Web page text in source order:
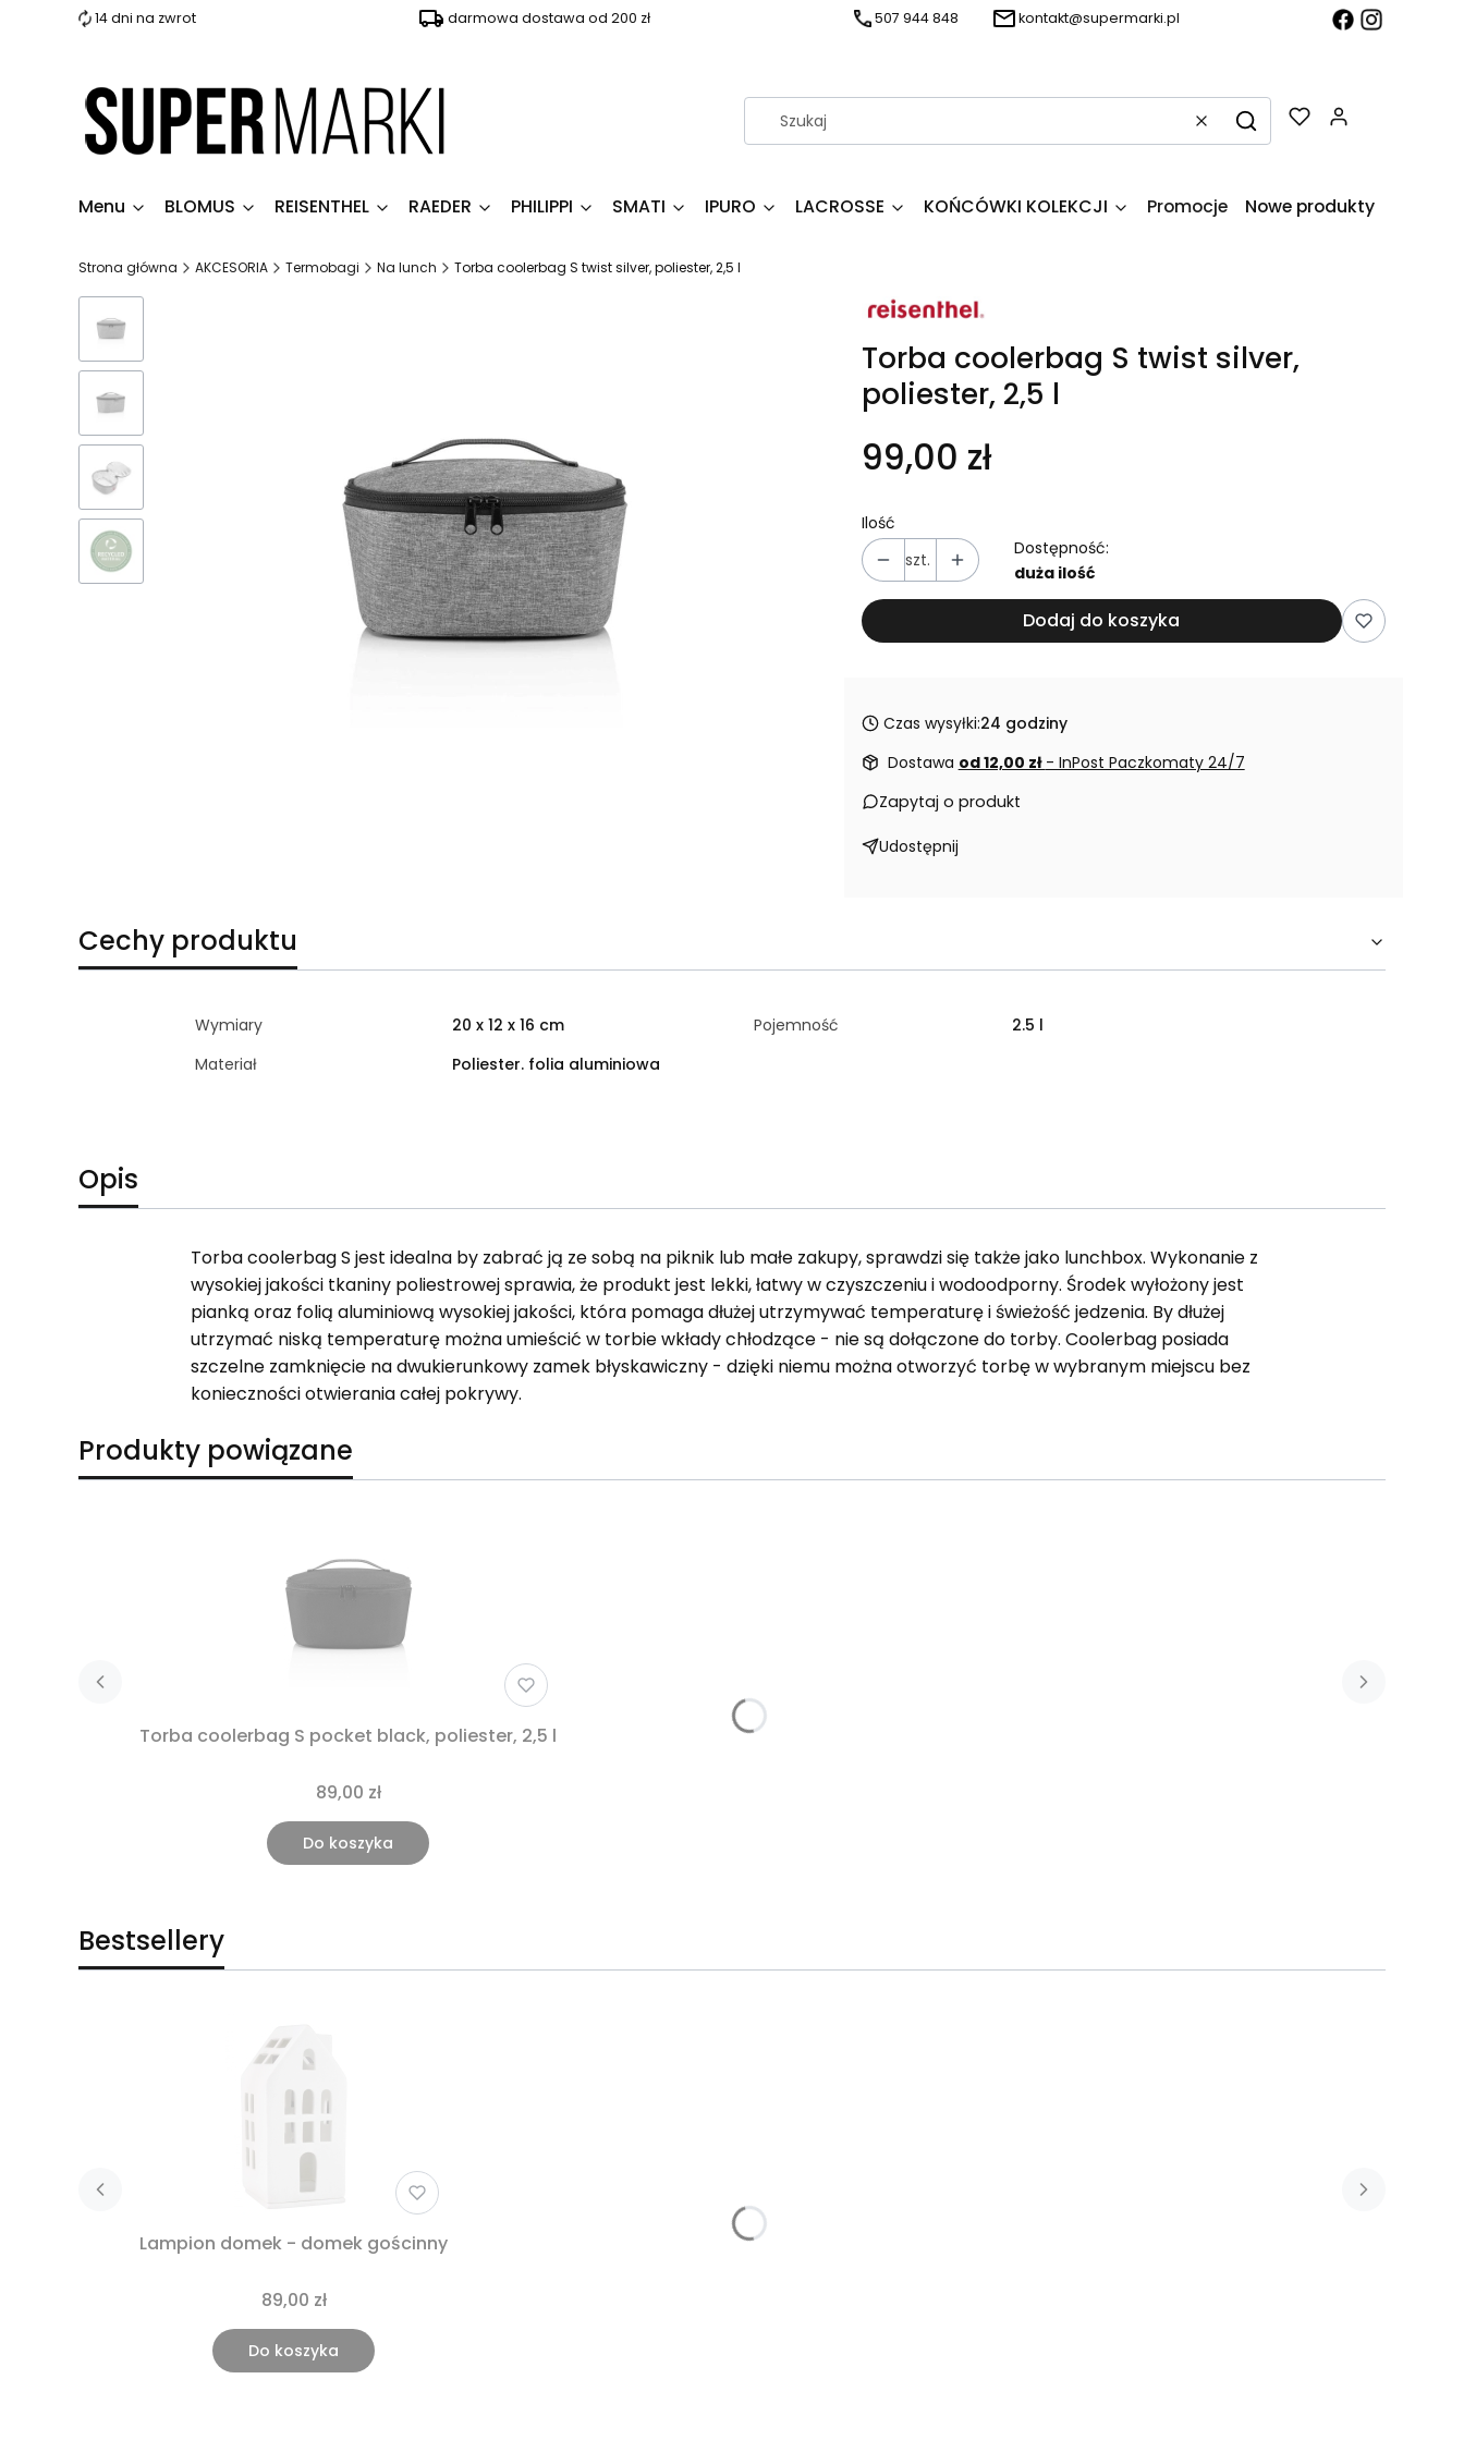
14 dni na zwrot darmowa dostawa od 200 zł 507 944 848 kontakt@supermarki.pl
WyczyśćSzukaj
Menu BLOMUS REISENTHEL RAEDER PHILIPPI SMATI IPURO LACROSSE KOŃCÓWKI KOLEKCJI Promocje Nowe produkty
Strona główna AKCESORIA Termobagi Na lunch Torba coolerbag S twist silver, poliester, 2,5 l
Torba coolerbag S twist silver,
poliester, 2,5 l
99,00 zł
Ilość
szt.
Dostępność:
duża ilość
Dodaj do koszyka
Czas wysyłki:24 godziny
Dostawa od 12,00 zł - InPost Paczkomaty 24/7
Zapytaj o produkt
Udostępnij
Cechy produktu
Wymiary 20 x 12 x 16 cm Pojemność
2.5 l
Materiał
Poliester. folia aluminiowa
Opis
Torba coolerbag S jest idealna by zabrać ją ze sobą na piknik lub małe zakupy, sprawdzi się także jako lunchbox. Wykonanie z
wysokiej jakości tkaniny poliestrowej sprawia, że produkt jest lekki, łatwy w czyszczeniu i wodoodporny. Środek wyłożony jest
pianką oraz folią aluminiową wysokiej jakości, która pomaga dłużej utrzymywać temperaturę i świeżość jedzenia. By dłużej
utrzymać niską temperaturę można umieścić w torbie wkłady chłodzące - nie są dołączone do torby. Coolerbag posiada
szczelne zamknięcie na dwukierunkowy zamek błyskawiczny - dzięki niemu można otworzyć torbę w wybranym miejscu bez
konieczności otwierania całej pokrywy.
Produkty powiązane
Torba coolerbag S pocket black, poliester, 2,5 l
89,00 zł
Do koszyka
Bestsellery
Lampion domek - domek gościnny
89,00 zł
Do koszyka